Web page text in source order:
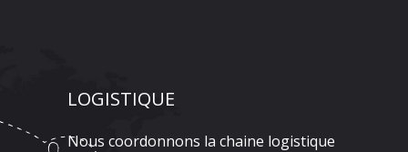
LOGISTIQUE
Nous coordonnons la chaine logistique